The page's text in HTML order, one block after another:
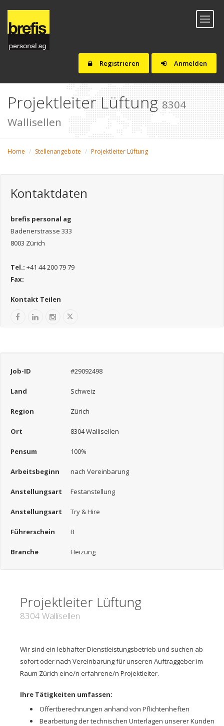
Anmelden
Registrieren
Toggle
Projektleiter Lüftung8304
Wallisellen
Home Stellenangebote Projektleiter Lüftung
Kontaktdaten
brefis personal ag
Badenerstrasse 333
8003 Zürich
Tel.: +41 44 200 79 79
Fax:
Kontakt Teilen
Job-ID #29092498
Land Schweiz
Region Zürich
Ort 8304 Wallisellen
Pensum 100%
Arbeitsbeginn nach Vereinbarung
Anstellungsart Festanstellung
Anstellungsart Try & Hire
Führerschein B
Branche Heizung
Projektleiter Lüftung
8304 Wallisellen
Wir sind ein lebhafter Dienstleistungsbetrieb und suchen ab
sofort oder nach Vereinbarung für unseren Auftraggeber im
Raum Zürich eine/n erfahrene/n Projektleiter.
Ihre Tätigkeiten umfassen:
Offertberechnungen anhand von Pflichtenheften
Bearbeitung der technischen Unterlagen unserer Kunden